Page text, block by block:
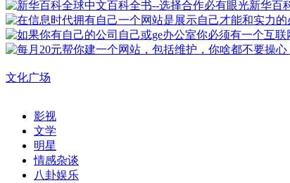
新华百
文化广场
影视
文学
明星
情感杂谈
八卦娱乐